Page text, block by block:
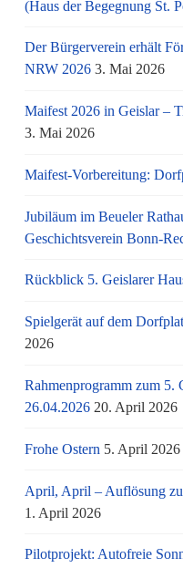
(Haus der Begegnung St.
Der Bürgerverein erhält
NRW 2026 3. Mai 2026
Maifest 2026 in Geislar –
3. Mai 2026
Maifest-Vorbereitung:
Jubiläum im Beueler
Geschichtsverein Bonn-
Rückblick 5. Geislarer
Spielgerät auf dem
2026
Rahmenprogramm zum 5.
26.04.2026 20. April 2026
Frohe Ostern 5. April 2026
April, April – Auflösung
1. April 2026
Pilotprojekt: Autofreie